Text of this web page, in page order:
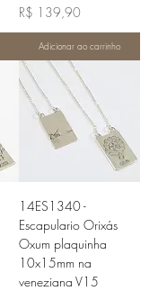
Preço
R$ 139,90
Adicionar ao carrinho
14ES1340 -
Escapulario Orixás
Oxum plaquinha
10x15mm na
veneziana V15